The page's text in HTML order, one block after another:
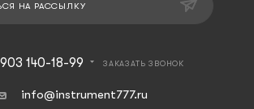
НА РАССЫЛКУ
140-18-99 ЗАКАЗАТЬ ЗВОНОК
info@instrument777.ru